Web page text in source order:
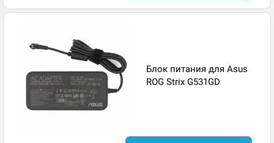
Блок питания для Asus
ROG Strix G531GD